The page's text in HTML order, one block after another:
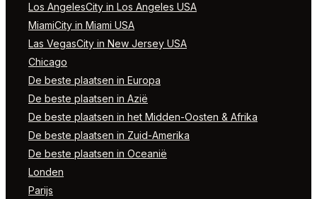
Los AngelesCity in Los Angeles USA
MiamiCity in Miami USA
Las VegasCity in New Jersey USA
Chicago
De beste plaatsen in Europa
De beste plaatsen in Azië
De beste plaatsen in het Midden-Oosten & Afrika
De beste plaatsen in Zuid-Amerika
De beste plaatsen in Oceanië
Londen
Parijs